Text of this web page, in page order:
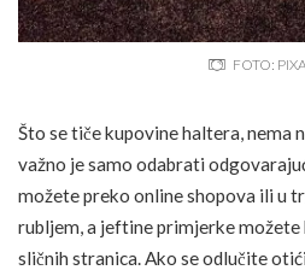
FOTO:
Što se tiče kupovine haltera, nema
važno je samo odabrati
možete preko online shopova ili u
rubljem, a jeftine primjerke
sličnih stranica. Ako se odlučite